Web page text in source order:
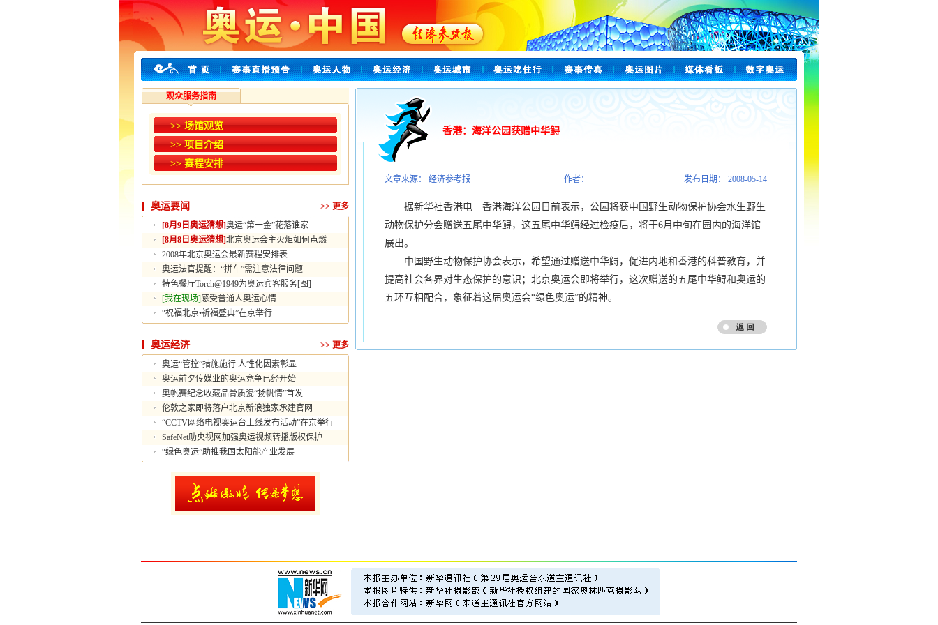
观众服务指南
>> 场馆观览
>> 项目介绍
>> 赛程安排
奥运要闻 >> 更多
[8月9日奥运猜想]奥运“第一金”花落谁家
[8月8日奥运猜想]北京奥运会主火炬如何点燃
2008年北京奥运会最新赛程安排表
奥运法官提醒：“拼车”需注意法律问题
特色餐厅Torch@1949为奥运宾客服务[图]
[我在现场]感受普通人奥运心情
“祝福北京•祈福盛典”在京举行
奥运经济 >> 更多
奥运“管控”措施施行 人性化因素彰显
奥运前夕传媒业的奥运竞争已经开始
奥帆赛纪念收藏品骨质瓷“扬帆情”首发
伦敦之家即将落户北京新浪独家承建官网
“CCTV网络电视奥运台上线发布活动”在京举行
SafeNet助央视网加强奥运视频转播版权保护
“绿色奥运”助推我国太阳能产业发展
香港：海洋公园获赠中华鲟
文章来源： 经济参考报 作者： 发布日期： 2008-05-14
据新华社香港电 香港海洋公园日前表示，公园将获中国野生动物保护协会水生野生
动物保护分会赠送五尾中华鲟，这五尾中华鲟经过检疫后，将于6月中旬在园内的海洋馆
展出。
中国野生动物保护协会表示，希望通过赠送中华鲟，促进内地和香港的科普教育，并
提高社会各界对生态保护的意识；北京奥运会即将举行，这次赠送的五尾中华鲟和奥运的
五环互相配合，象征着这届奥运会“绿色奥运”的精神。